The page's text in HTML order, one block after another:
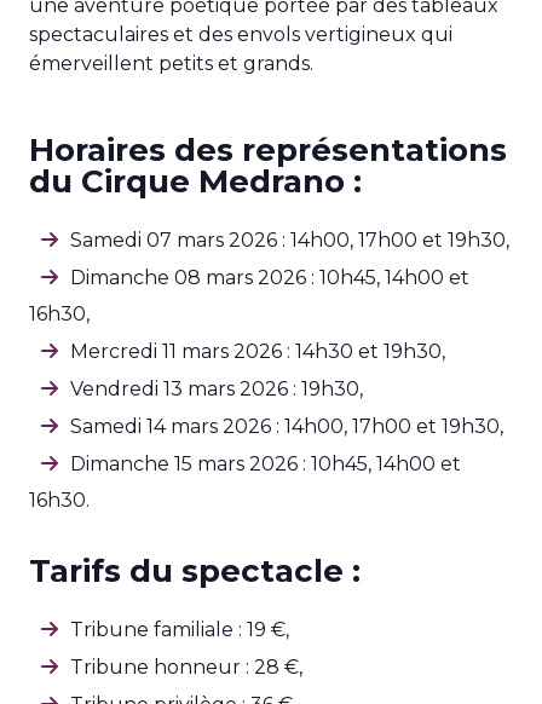
une aventure poétique portée par des tableaux
spectaculaires et des envols vertigineux qui
émerveillent petits et grands.
Horaires des représentations
du Cirque Medrano :
Samedi 07 mars 2026 : 14h00, 17h00 et 19h30,
Dimanche 08 mars 2026 : 10h45, 14h00 et
16h30,
Mercredi 11 mars 2026 : 14h30 et 19h30,
Vendredi 13 mars 2026 : 19h30,
Samedi 14 mars 2026 : 14h00, 17h00 et 19h30,
Dimanche 15 mars 2026 : 10h45, 14h00 et
16h30.
Tarifs du spectacle :
Tribune familiale : 19 €,
Tribune honneur : 28 €,